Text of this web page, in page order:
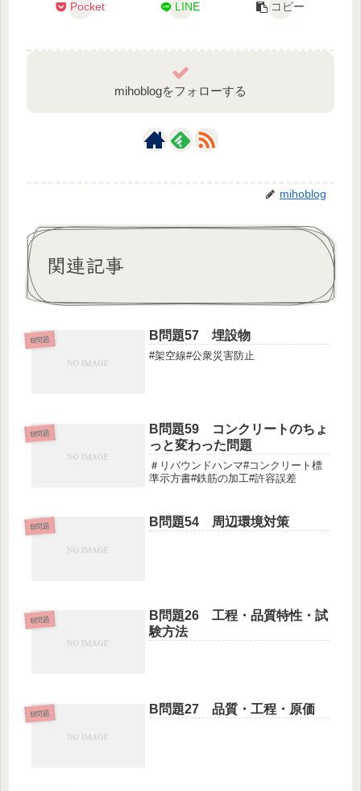
Pocket LINE コピー
mihoblogをフォローする
mihoblog
関連記事
B問題 B問題57 埋設物
#架空線#公衆災害防止
B問題
B問題59 コンクリートのちょ
っと変わった問題
＃リバウンドハンマ#コンクリート標
準示方書#鉄筋の加工#許容誤差
B問題 B問題54 周辺環境対策
B問題
B問題26 工程・品質特性・試
験方法
B問題 B問題27 品質・工程・原価